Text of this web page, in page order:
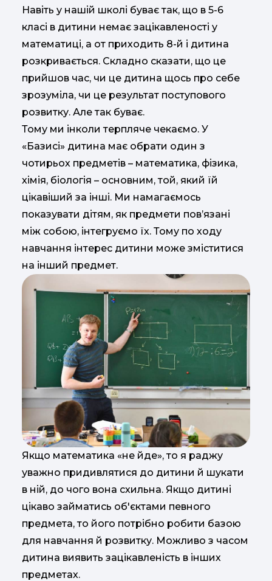
Навіть у нашій школі буває так, що в 5-6
класі в дитини немає зацікавленості у
математиці, а от приходить 8-й і дитина
розкривається. Складно сказати, що це
прийшов час, чи це дитина щось про себе
зрозуміла, чи це результат поступового
розвитку. Але так буває.
Тому ми інколи терпляче чекаємо. У
«Базисі» дитина має обрати один з
чотирьох предметів – математика, фізика,
хімія, біологія – основним, той, який їй
цікавіший за інші. Ми намагаємось
показувати дітям, як предмети пов’язані
між собою, інтегруємо їх. Тому по ходу
навчання інтерес дитини може зміститися
на інший предмет.
Якщо математика «не йде», то я раджу
уважно придивлятися до дитини й шукати
в ній, до чого вона схильна. Якщо дитині
цікаво займатись об'єктами певного
предмета, то його потрібно робити базою
для навчання й розвитку. Можливо з часом
дитина виявить зацікавленість в інших
предметах.